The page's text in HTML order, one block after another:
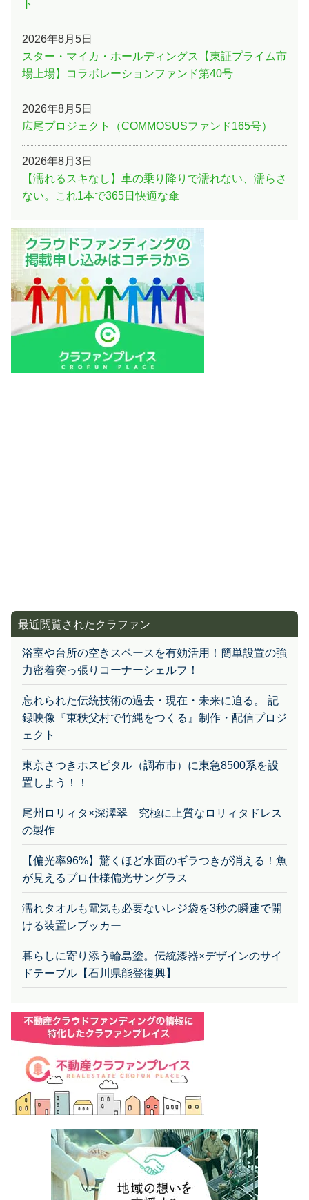
ト
2026年8月5日
スター・マイカ・ホールディングス【東証プライム市
場上場】コラボレーションファンド第40号
2026年8月5日
広尾プロジェクト（COMMOSUSファンド165号）
2026年8月3日
【濡れるスキなし】車の乗り降りで濡れない、濡らさ
ない。これ1本で365日快適な傘
最近閲覧されたクラファン
浴室や台所の空きスペースを有効活用！簡単設置の強
力密着突っ張りコーナーシェルフ！
忘れられた伝統技術の過去・現在・未来に迫る。 記
録映像『東秩父村で竹縄をつくる』制作・配信プロジ
ェクト
東京さつきホスピタル（調布市）に東急8500系を設
置しよう！！
尾州ロリィタ×深澤翠 究極に上質なロリィタドレス
の製作
【偏光率96%】驚くほど水面のギラつきが消える！魚
が見えるプロ仕様偏光サングラス
濡れタオルも電気も必要ないレジ袋を3秒の瞬速で開
ける装置レブッカー
暮らしに寄り添う輪島塗。伝統漆器×デザインのサイ
ドテーブル【石川県能登復興】